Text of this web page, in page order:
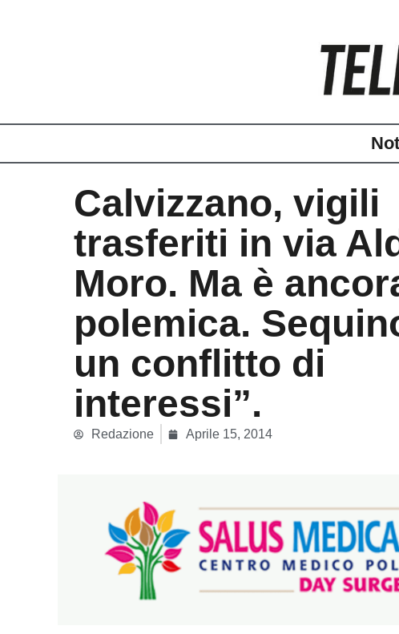
Calvizzano, vigili
trasferiti in via
Moro. Ma è
polemica.
un conflitto di
interessi”.
Redazione Aprile 15, 2014